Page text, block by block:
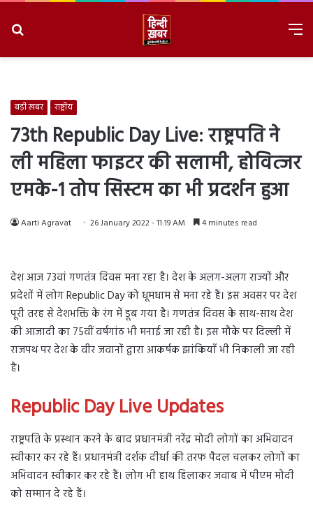
बड़ी ख़बर राष्ट्रीय
73th Republic Day Live: राष्ट्रपति ने
ली महिला फाइटर की सलामी, होवित्‍जर
एमके-1 तोप सिस्‍टम का भी प्रदर्शन हुआ
Aarti Agravat 26 January 2022 - 11:19 AM 4 minutes read
देश आज 73वां गणतंत्र दिवस मना रहा है। देश के अलग-अलग राज्यों और
प्रदेशों में लोग Republic Day को धूमधाम से मना रहे हैं। इस अवसर पर देश
पूरी तरह से देशभक्ति के रंग में डूब गया है। गणतंत्र दिवस के साथ-साथ देश
की आजादी का 75वीं वर्षगांठ भी मनाई जा रही है। इस मौके पर दिल्ली में
राजपथ पर देश के वीर जवानों द्वारा आकर्षक झांकियाँ भी निकाली जा रही
है।
Republic Day Live Updates
राष्ट्रपति के प्रस्थान करने के बाद प्रधानमंत्री नरेंद्र मोदी लोगों का अभिवादन
स्वीकार कर रहे हैं। प्रधानमंत्री दर्शक दीर्धा की तरफ पैदल चलकर लोगों का
अभिवादन स्वीकार कर रहे हैं। लोग भी हाथ हिलाकर जवाब में पीएम मोदी
को सम्मान दे रहे हैं।